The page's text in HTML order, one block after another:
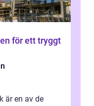
är en av de